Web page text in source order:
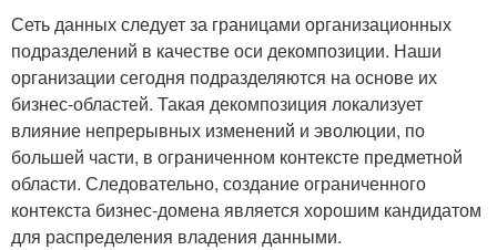
Сеть данных следует за границами организационных
подразделений в качестве оси декомпозиции. Наши
организации сегодня подразделяются на основе их
бизнес-областей. Такая декомпозиция локализует
влияние непрерывных изменений и эволюции, по
большей части, в ограниченном контексте предметной
области. Следовательно, создание ограниченного
контекста бизнес-домена является хорошим кандидатом
для распределения владения данными.